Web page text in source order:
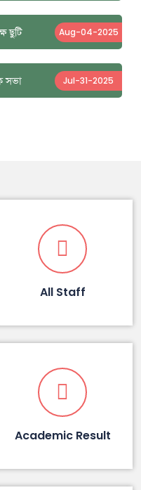
ছুটি Aug-04-2025
সভা Jul-31-2025
All Staff
Academic Result